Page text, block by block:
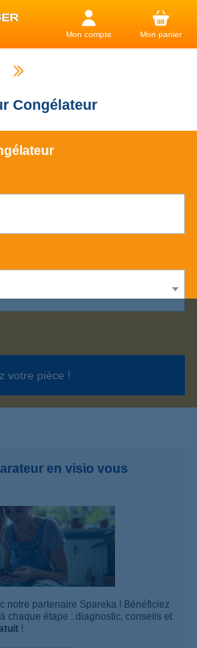
Mon compte Mon panier
Congélateur
votre pièce !
en visio vous
notre partenaire Spareka ! Bénéficiez
chaque étape : diagnostic, conseils et
!